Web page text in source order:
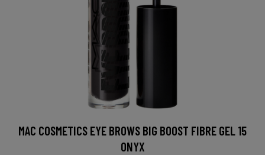
MAC COSMETICS EYE BROWS BIG BOOST FIBRE GEL 15
ONYX